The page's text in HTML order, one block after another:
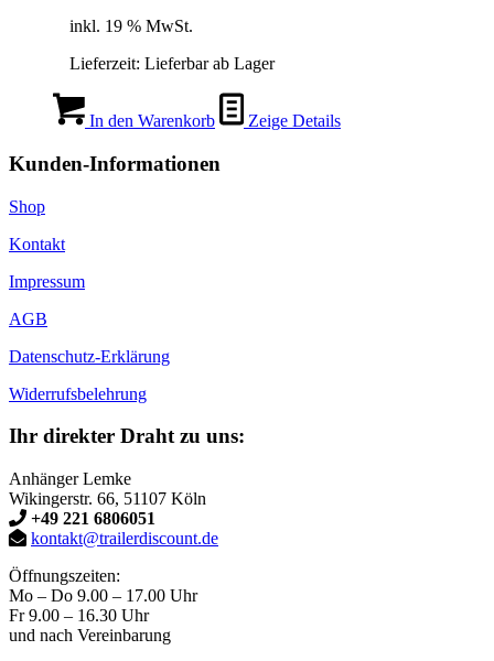
inkl. 19 % MwSt.
Lieferzeit: Lieferbar ab Lager
In den Warenkorb Zeige Details
Kunden-Informationen
Shop
Kontakt
Impressum
AGB
Datenschutz-Erklärung
Widerrufsbelehrung
Ihr direkter Draht zu uns:
Anhänger Lemke
Wikingerstr. 66, 51107 Köln
+49 221 6806051
kontakt@trailerdiscount.de
Öffnungszeiten:
Mo – Do 9.00 – 17.00 Uhr
Fr 9.00 – 16.30 Uhr
und nach Vereinbarung